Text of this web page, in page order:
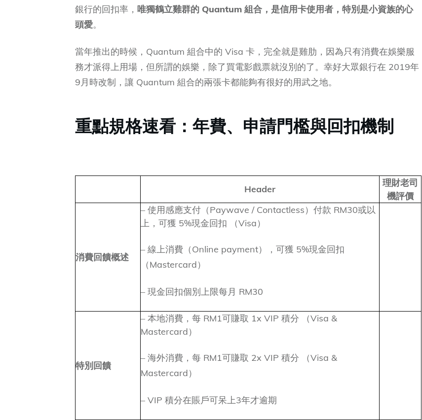
銀行的回扣率， 唯獨鶴立雞群的 Quantum 組合，是信用卡使用者，特別是小資族的心
頭愛。
當年推出的時候，Quantum 組合中的 Visa 卡，完全就是雞肋，因為只有消費在娛樂服
務才派得上用場，但所謂的娛樂，除了買電影戲票就沒別的了。幸好大眾銀行在 2019年
9月時改制，讓 Quantum 組合的兩張卡都能夠有很好的用武之地。
重點規格速看：年費、申請門檻與回扣機制
Header
理財老司
機評價
消費回饋概述
– 使用感應支付（Paywave / Contactless）付款 RM30或以
上，可獲 5%現金回扣 （Visa）
– 線上消費（Online payment），可獲 5%現金回扣
（Mastercard）
– 現金回扣個別上限每月 RM30
特別回饋
– 本地消費，每 RM1可賺取 1x VIP 積分 （Visa &
Mastercard）
– 海外消費，每 RM1可賺取 2x VIP 積分 （Visa &
Mastercard）
– VIP 積分在賬戶可呆上3年才逾期